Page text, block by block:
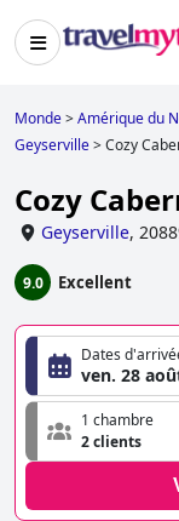
Monde>Amérique du
Geyserville>Cozy
Cozy
Geyserville,
9.0 Excellent
Dates
ven. 28
1 chambre
2 clients